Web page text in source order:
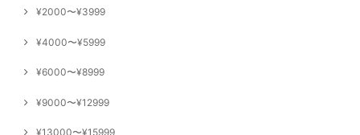
¥2000〜¥3999
¥4000〜¥5999
¥6000〜¥8999
¥9000〜¥12999
¥13000〜¥15999